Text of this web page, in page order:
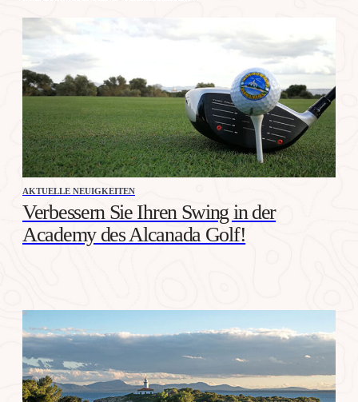
AKTUELLE NEUIGKEITEN
Verbessern Sie Ihren Swing in der
Academy des Alcanada Golf!